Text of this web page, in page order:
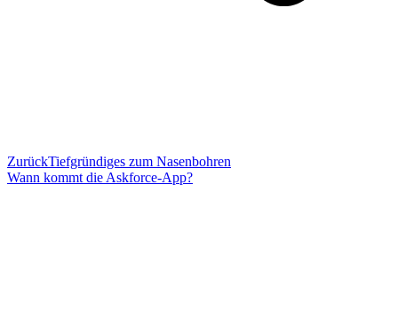
ZurückTiefgründiges zum Nasenbohren
Wann kommt die Askforce-App?